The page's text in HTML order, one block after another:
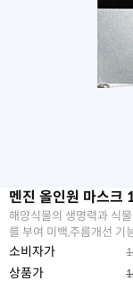
멘진 올인원 마스
해양식물의 생명력과 식
를 부여 미백,주름개선 기
소비자가
상품가